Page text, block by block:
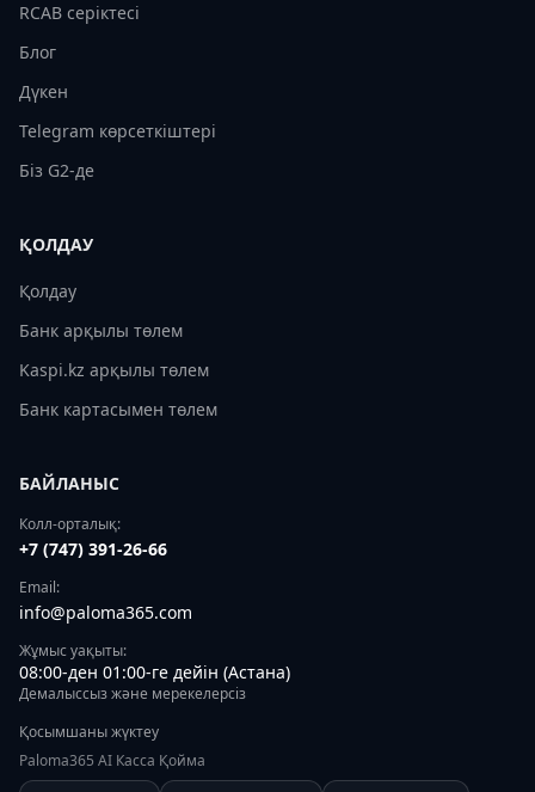
RCAB серіктесі
Блог
Дүкен
Telegram көрсеткіштері
Біз G2-де
ҚОЛДАУ
Қолдау
Банк арқылы төлем
Kaspi.kz арқылы төлем
Банк картасымен төлем
БАЙЛАНЫС
Колл-орталық:
+7 (747) 391-26-66
Email:
info@paloma365.com
Жұмыс уақыты:
08:00-ден 01:00-ге дейін (Астана)
Демалыссыз және мерекелерсіз
Қосымшаны жүктеу
Paloma365 AI Касса Қойма